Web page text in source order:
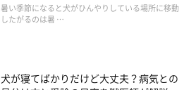
暑い季節になると犬がひんやりしている場所に移動
したがるのは暑 …
犬が寝てばかりだけど大丈夫？病気との